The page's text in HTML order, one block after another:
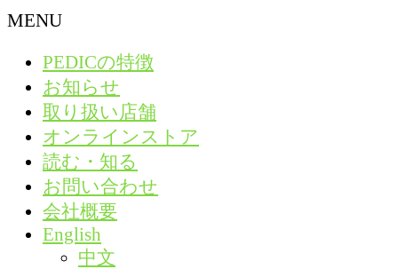
MENU
PEDICの特徴
お知らせ
取り扱い店舗
オンラインストア
読む・知る
お問い合わせ
会社概要
English
中文